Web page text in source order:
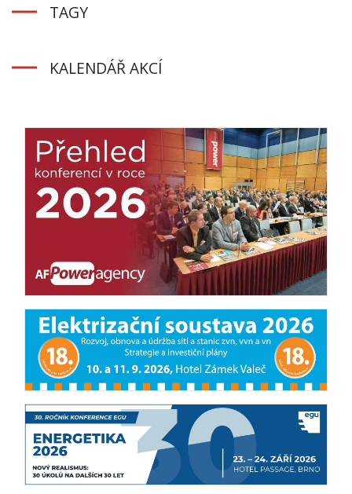
TAGY
KALENDÁŘ AKCÍ